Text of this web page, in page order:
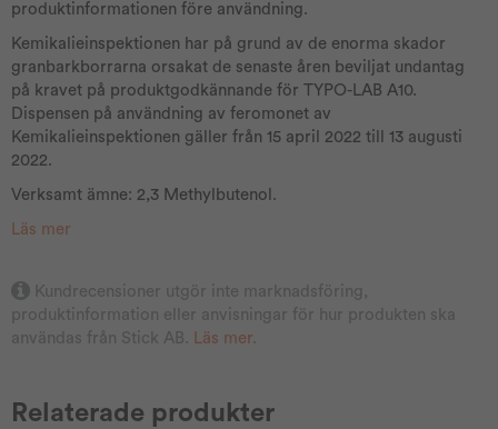
produktinformationen före användning.
Kemikalieinspektionen har på grund av de enorma skador
granbarkborrarna orsakat de senaste åren beviljat undantag
på kravet på produktgodkännande för TYPO-LAB A10.
Dispensen på användning av feromonet av
Kemikalieinspektionen gäller från 15 april 2022 till 13 augusti
2022.
Verksamt ämne: 2,3 Methylbutenol.
Läs mer
Kundrecensioner utgör inte marknadsföring,
produktinformation eller anvisningar för hur produkten ska
användas från Stick AB.
Läs mer
Relaterade produkter